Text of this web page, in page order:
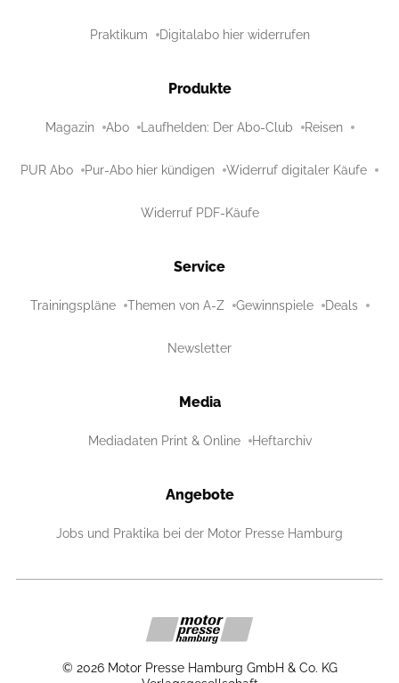
Praktikum Digitalabo hier widerrufen
Produkte
Magazin Abo Laufhelden: Der Abo-Club Reisen
PUR Abo Pur-Abo hier kündigen Widerruf digitaler Käufe
Widerruf PDF-Käufe
Service
Trainingspläne Themen von A-Z Gewinnspiele Deals
Newsletter
Media
Mediadaten Print & Online Heftarchiv
Angebote
Jobs und Praktika bei der Motor Presse Hamburg
© 2026 Motor Presse Hamburg GmbH & Co. KG